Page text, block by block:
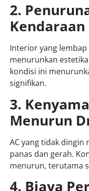
2.
Kendaraan
Interior yang
menurunkan
kondisi ini
signifikan.
3.
Menurun
AC yang tidak dingin
panas dan gerah.
menurun, terutama
4. Biaya